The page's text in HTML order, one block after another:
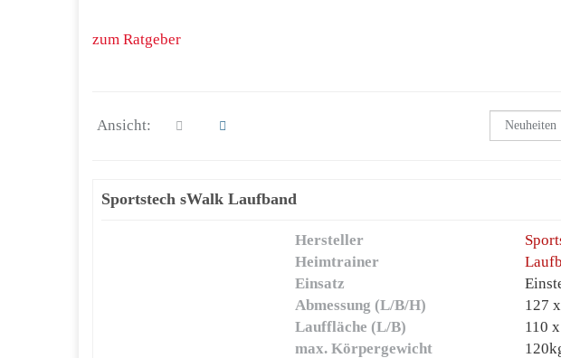
zum Ratgeber
Ansicht:
Sportstech sWalk Laufband
Hersteller
Heimtrainer
Einsatz
Abmessung (L/B/H)
127
Lauffläche (L/B)
110
max. Körpergewicht